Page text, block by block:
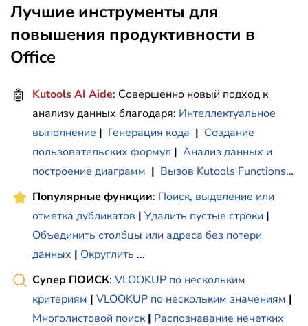
Лучшие инструменты для
повышения продуктивности в
Office
🤖 Kutools AI Aide: Совершенно новый подход к
анализу данных благодаря: Интеллектуальное
выполнение | Генерация кода | Создание
пользовательских формул | Анализ данных и
построение диаграмм | Вызов Kutools Functions…
Популярные функции: Поиск, выделение или
отметка дубликатов | Удалить пустые строки |
Объединить столбцы или адреса без потери
данных | Округлить ...
Супер ПОИСК: VLOOKUP по нескольким
критериям | VLOOKUP по нескольким значениям |
Многолистовой поиск | Распознавание нечетких